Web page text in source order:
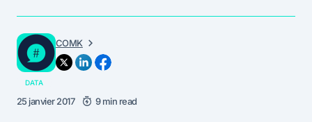
COMK
DATA
25 janvier 2017 9 min read